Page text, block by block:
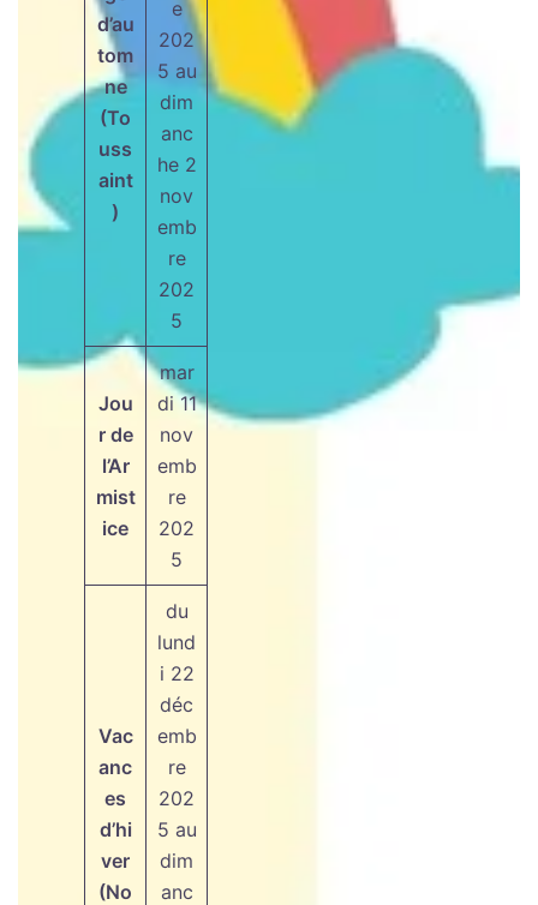
d’au
tom
ne
(To
uss
aint
)
e
202
5 au
dim
anc
he 2
nov
emb
re
202
5
Jou
r de
l’Ar
mist
ice
mar
di 11
nov
emb
re
202
5
Vac
anc
es
d’hi
ver
(No
du
lund
i 22
déc
emb
re
202
5 au
dim
anc